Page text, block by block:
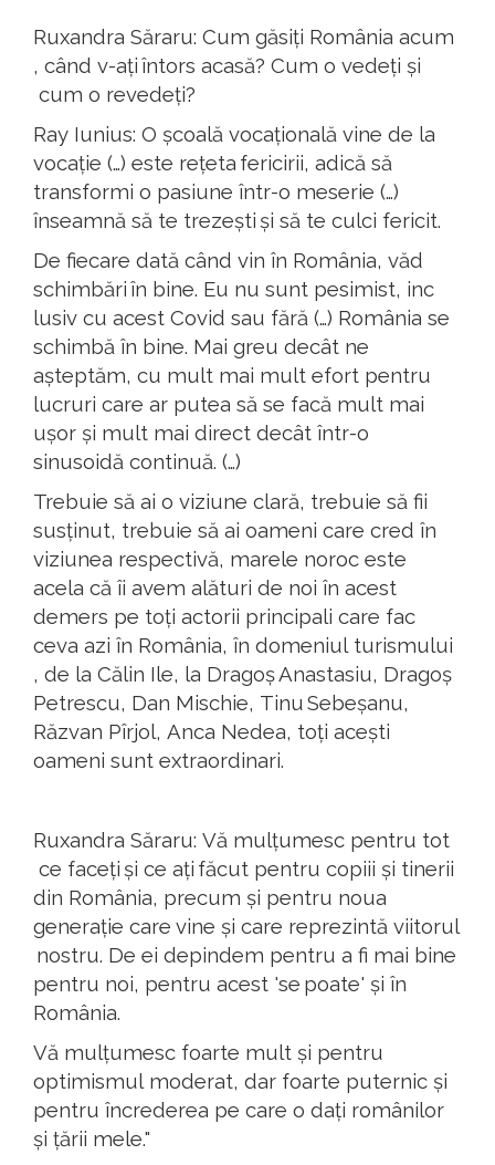
Ruxandra Săraru: Cum găsiți România acum
, când v-ațiîntors acasă? Cum o vedeți și
cum o revedeți?
Ray Iunius: O școală vocațională vine de la
vocație (…) este rețeta fericirii, adică să
transformi o pasiune într-o meserie (…)
înseamnă să te trezeștiși să te culci fericit.
De fiecare dată când vin în România, văd
schimbăriîn bine. Eu nu sunt pesimist, inc
lusiv cu acest Covid sau fără (…) România se
schimbă în bine. Mai greu decât ne
așteptăm, cu mult mai mult efort pentru
lucruri care ar putea să se facă mult mai
ușor și mult mai direct decât într-o
sinusoidă continuă. (…)
Trebuie să ai o viziune clară, trebuie să fii
susținut, trebuie să ai oameni care cred în
viziunea respectivă, marele noroc este
acela că îi avem alături de noi în acest
demers pe toți actorii principali care fac
ceva azi în România, în domeniul turismului
, de la Călin Ile, la DragoșAnastasiu, Dragoș
Petrescu, Dan Mischie, TinuSebeșanu,
Răzvan Pîrjol, Anca Nedea, toți acești
oameni sunt extraordinari.
Ruxandra Săraru: Vă mulțumesc pentru tot
ce facețiși ce ați făcut pentru copiii și tinerii
din România, precum și pentru noua
generație care vine și care reprezintă viitorul
nostru. De ei depindem pentru a fi mai bine
pentru noi, pentru acest 'se poate' și în
România.
Vă mulțumesc foarte mult și pentru
optimismul moderat, dar foarte puternic și
pentru încrederea pe care o dați românilor
și țării mele."